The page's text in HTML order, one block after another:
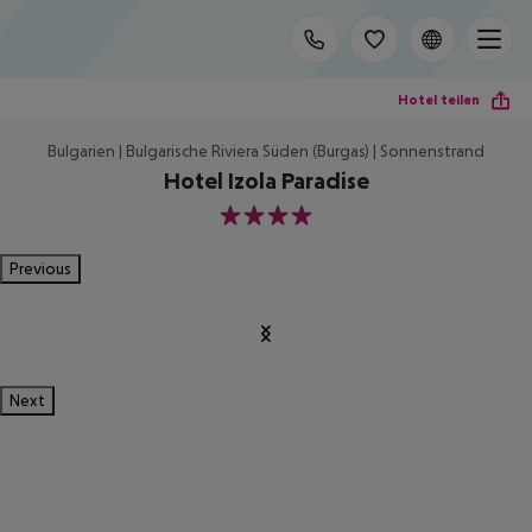
Hotel teilen
Bulgarien | Bulgarische Riviera Süden (Burgas) | Sonnenstrand
Hotel Izola Paradise
4
Previous
Next